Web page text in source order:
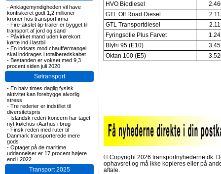
-Anklagemyndigheden vil have
konfiskeret godt 1,2 millioner
kroner hos transportfirma
- Fire-akslet tip-trailer er bygget til
transport af jord og sand
- Påvirket mand uden kørekort
kørte ind i lastbil
- En indsats mod chaufførmangel
skal inddrages i totalberedskabet
- Bestanden er vokset med 9,3
procent siden juli 2020
Søtransport
- En halv times daglig fysisk
aktivitet kan forebygge alvorlig
stress
- Tre rederier er indstillet til
diversitetspris
- Islandsk rederi-koncern har taget
nyt kølehus i Aarhus i brug
- Finsk rederi med ruter til
Danmark transporterede mere
gods
- Optaget på de maritime
uddannelser er 17 procent højere
end i 2022
Transport 2025
HVO Biodiesel
GTL Off Road Diesel
GTL Transportdiesel
Fyringsolie Plus Farvet
Blyfri 95 (E10)
Oktan 100 (E5)
© Copyright 2026 transportnyhederne.dk.
ophavsret og må ikke kopieres eller på
aftale.